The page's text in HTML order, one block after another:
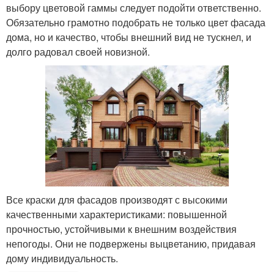
выбору цветовой гаммы следует подойти ответственно.
Обязательно грамотно подобрать не только цвет фасада
дома, но и качество, чтобы внешний вид не тускнел, и
долго радовал своей новизной.
Все краски для фасадов производят с высокими
качественными характеристиками: повышенной
прочностью, устойчивыми к внешним воздействия
непогоды. Они не подвержены выцветанию, придавая
дому индивидуальность.